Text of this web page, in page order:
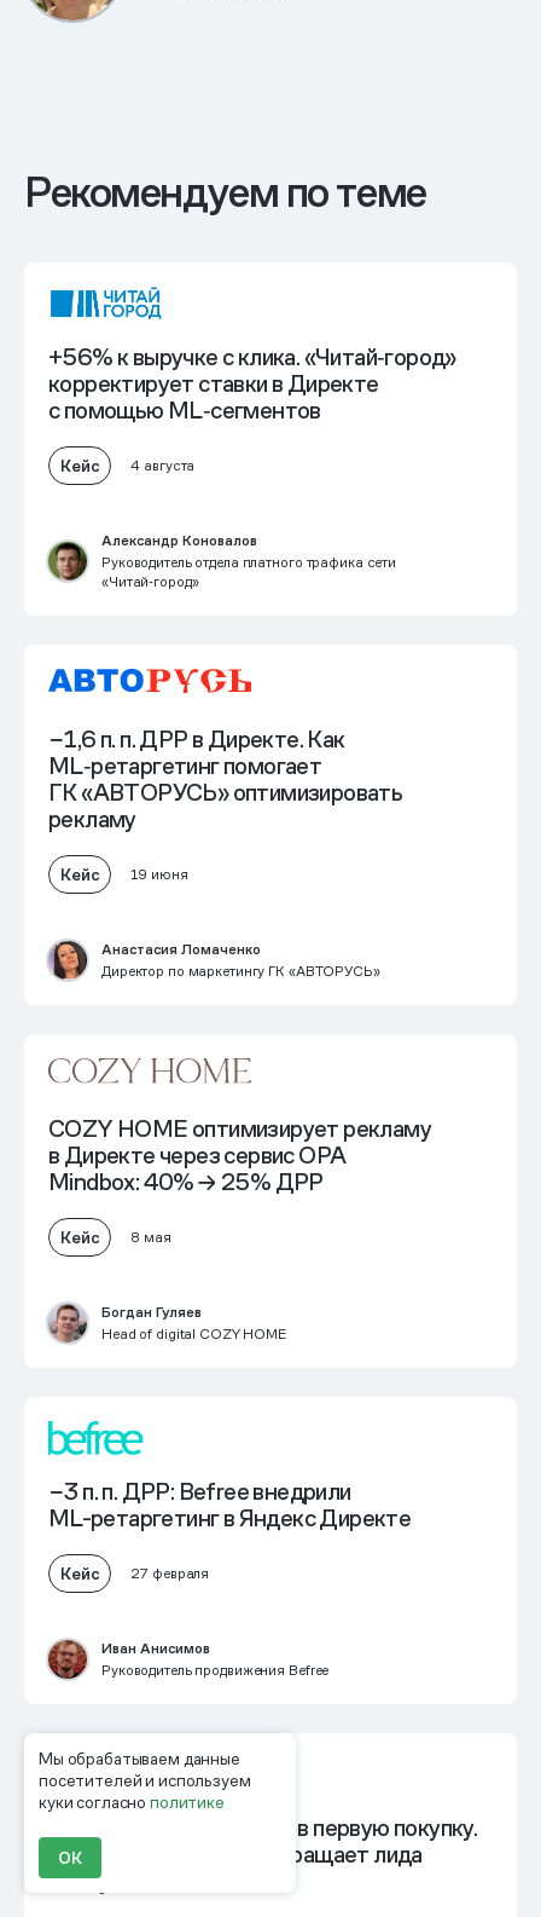
Мы обрабатываем данные
посетителей и используем
куки согласнополитике
ОК
Рекомендуем по теме
+56% к выручке с клика. «Читай‑город»
корректирует ставки в Директе
с помощью ML‑сегментов
Кейс 4 августа
Александр Коновалов
Руководитель отдела платного трафика сети
«Читай‑город»
−1,6 п. п. ДРР в Директе. Как
ML‑ретаргетинг помогает
ГК «АВТОРУСЬ» оптимизировать
рекламу
Кейс 19 июня
Анастасия Ломаченко
Директор по маркетингу ГК «АВТОРУСЬ»
COZY HOME оптимизирует рекламу
в Директе через сервис OPA
Mindbox: 40% → 25% ДРР
Кейс 8 мая
Богдан Гуляев
Head of digital COZY HOME
−3 п. п. ДРР: Befree внедрили
ML⁠-⁠ретаргетинг в Яндекс Директе
Кейс 27 февраля
Иван Анисимов
Руководитель продвижения Befree
40 → 65% — конверсия в первую покупку.
Как «КуулКлевер» превращает лида
в покупателя